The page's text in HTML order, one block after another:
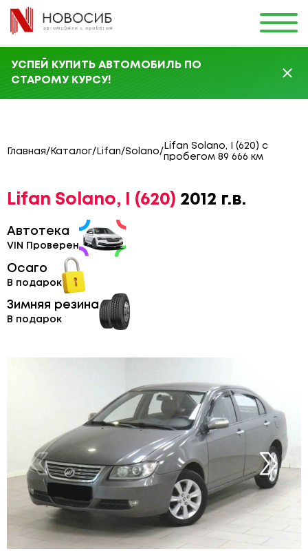
УСПЕЙ КУПИТЬ АВТОМОБИЛЬ ПО
СТАРОМУ КУРСУ!
Главная/ Каталог/ Lifan/Solano/
Lifan Solano, I (620) с
пробегом 89 666 км
Lifan Solano, I (620) 2012 г.в.
Автотека
VIN Проверен
Осаго
В подарок
Зимняя резина
В подарок